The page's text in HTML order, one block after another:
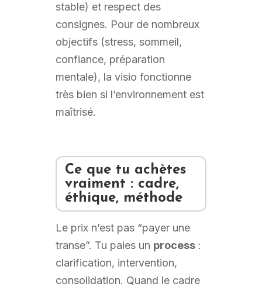
stable) et respect des
consignes. Pour de nombreux
objectifs (stress, sommeil,
confiance, préparation
mentale), la visio fonctionne
très bien si l’environnement est
maîtrisé.
Ce que tu achètes
vraiment : cadre,
éthique, méthode
Le prix n’est pas “payer une
transe”. Tu paies un process:
clarification, intervention,
consolidation. Quand le cadre